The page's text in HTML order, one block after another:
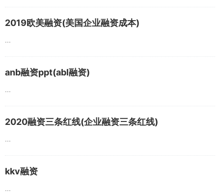
2019欧美融资(美国企业融资成本)
...
anb融资ppt(abl融资)
...
2020融资三条红线(企业融资三条红线)
...
kkv融资
...